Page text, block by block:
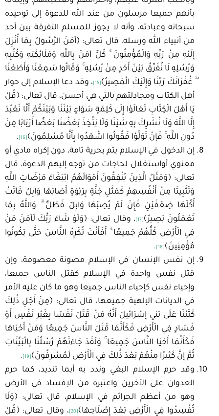
بأنهم جميعا مرسلون من عند الله للدعوة إلى توحيده
سبحانه وعبادته، وأنه لا يجوز للمسلم التفرقة بين أحد
من أنبياء الله ورسله، قال تعالى: ﴿آمَنَ الرَّسُولُ بِمَا أُنْزِلَ
إِلَيْهِ مِنْ رَبِّهِ وَالْمُؤْمِنُونَ ۚ كُلٌّ آمَنَ بِاللَّهِ وَمَلَائِكَتِهِ وَكُتُبِهِ
وَرُسُلِهِ لَا نُفَرِّقُ بَيْنَ أَحَدٍ مِنْ رُسُلِهِ ۚ وَقَالُوا سَمِعْنَا وَأَطَعْنَا
ۖ غُفْرَانَكَ رَبَّنَا وَإِلَيْكَ الْمَصِيرُ﴾ [15]
، وقد دعا الإسلام إلى حوار
أهل الكتاب ومجادلتهم بالتي هي أحسن، قال تعالى: ﴿قُلْ
يَا أَهْلَ الْكِتَابِ تَعَالَوْا إِلَىٰ كَلِمَةٍ سَوَاءٍ بَيْنَنَا وَبَيْنَكُمْ أَلَّا نَعْبُدَ
إِلَّا اللَّهَ وَلَا نُشْرِكَ بِهِ شَيْئًا وَلَا يَتَّخِذَ بَعْضُنَا بَعْضًا أَرْبَابًا مِنْ
دُونِ اللَّهِ ۚ فَإِنْ تَوَلَّوْا فَقُولُوا اشْهَدُوا بِأَنَّا مُسْلِمُونَ﴾ [16]
.
إن الدخول في الإسلام يتم بحرية تامة، دون إكراه مادي أو
معنوي أواستغلال لحاجات من توجه إليهم الدعوة، قال
تعالى: ﴿وَمَثَلُ الَّذِينَ يُنْفِقُونَ أَمْوَالَهُمُ ابْتِغَاءَ مَرْضَاتِ اللَّهِ
وَتَثْبِيتًا مِنْ أَنْفُسِهِمْ كَمَثَلِ جَنَّةٍ بِرَبْوَةٍ أَصَابَهَا وَابِلٌ فَآتَتْ
أُكُلَهَا ضِعْفَيْنِ فَإِنْ لَمْ يُصِبْهَا وَابِلٌ فَطَلٌّ ۗ وَاللَّهُ بِمَا
تَعْمَلُونَ بَصِيرٌ﴾ [17]
، وقال تعالى: ﴿وَلَوْ شَاءَ رَبُّكَ لَآمَنَ مَنْ
فِي الْأَرْضِ كُلُّهُمْ جَمِيعًا ۚ أَفَأَنْتَ تُكْرِهُ النَّاسَ حَتَّىٰ يَكُونُوا
مُؤْمِنِينَ﴾ [18]
.
إن نفس الإنسان في الإسلام مصونة معصومة، وإن
قتل نفس واحدة في الإسلام كقتل الناس جميعا،
وإحياء نفس كإحياء الناس جميعا وهو ما كان عليه الأمر
في الديانات الإلهية جميعها، قال تعالى: ﴿مِنْ أَجْلِ ذَٰلِكَ
كَتَبْنَا عَلَىٰ بَنِي إِسْرَائِيلَ أَنَّهُ مَنْ قَتَلَ نَفْسًا بِغَيْرِ نَفْسٍ أَوْ
فَسَادٍ فِي الْأَرْضِ فَكَأَنَّمَا قَتَلَ النَّاسَ جَمِيعًا وَمَنْ أَحْيَاهَا
فَكَأَنَّمَا أَحْيَا النَّاسَ جَمِيعًا ۚ وَلَقَدْ جَاءَتْهُمْ رُسُلُنَا بِالْبَيِّنَاتِ
ثُمَّ إِنَّ كَثِيرًا مِنْهُمْ بَعْدَ ذَٰلِكَ فِي الْأَرْضِ لَمُسْرِفُونَ﴾ [19]
.
وقد حرم الإسلام البغي وندد به أيما تنديد، كما حرم
العدوان على الآخرين واعتبره من الإفساد في الأرض
وهو من أعظم الجرائم في الإسلام، قال تعالى: ﴿وَلَا
تُفْسِدُوا فِي الْأَرْضِ بَعْدَ إِصْلَاحِهَا﴾ [20]
، وقال تعالى: ﴿قُلْ